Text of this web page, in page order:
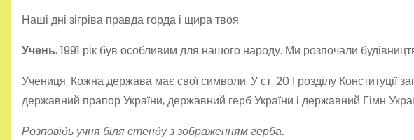
Наші дні зігріва правда горда і щира твоя.
Учень.1991 рік був особливим для нашого наро­ду. Ми розпочали
Учениця. Кожна держава має свої символи. У ст. 20 І розділу Конституції
державний прапор України, державний герб України і державний Гімн
Розповідь учня біля стенду з зображенням герба.